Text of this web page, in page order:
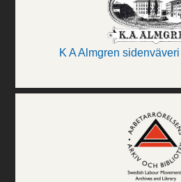
K A Almgren